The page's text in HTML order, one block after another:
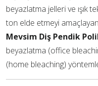
beyazlatma jelleri ve ışık
ton elde etmeyi
Mevsim Diş Pendik
beyazlatma (office
(home bleaching)